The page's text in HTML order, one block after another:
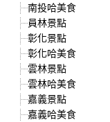
南投哈美食
員林景點
彰化景點
彰化哈美食
雲林景點
雲林哈美食
嘉義景點
嘉義哈美食